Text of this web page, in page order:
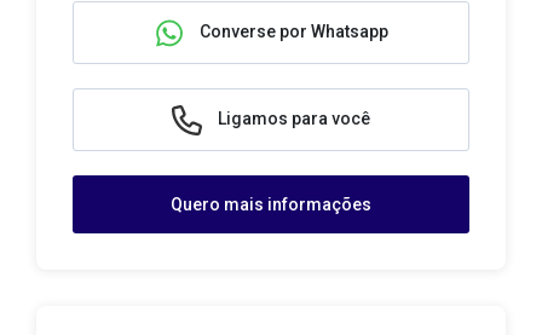
Converse por Whatsapp
Ligamos para você
Quero mais informações